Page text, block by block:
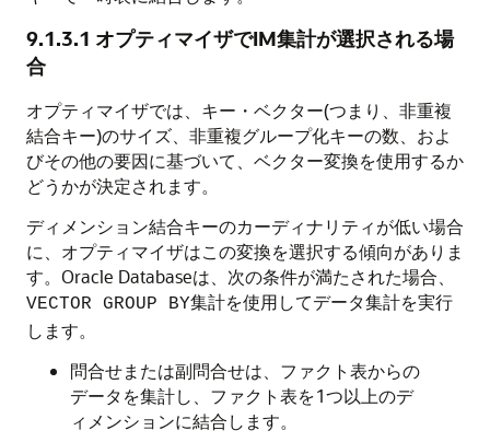
9.1.3.1 オプティマイザでIM集計が選択される場
合
オプティマイザでは、キー・ベクター(つまり、非重複
結合キー)のサイズ、非重複グループ化キーの数、およ
びその他の要因に基づいて、ベクター変換を使用するか
どうかが決定されます。
ディメンション結合キーのカーディナリティが低い場合
に、オプティマイザはこの変換を選択する傾向がありま
す。Oracle Databaseは、次の条件が満たされた場合、
VECTOR GROUP BY集計を使用してデータ集計を実行
します。
問合せまたは副問合せは、ファクト表からの
データを集計し、ファクト表を1つ以上のデ
ィメンションに結合します。